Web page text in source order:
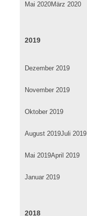
Mai 2020März 2020
2019
Dezember 2019
November 2019
Oktober 2019
August 2019Juli 2019
Mai 2019April 2019
Januar 2019
2018